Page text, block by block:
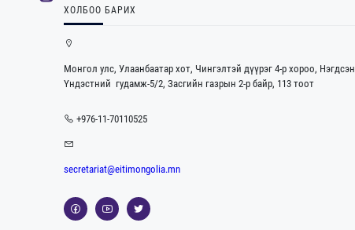
ХОЛБОО БАРИХ
Монгол улс, Улаанбаатар хот, Чингэлтэй дүүрэг 4-р хороо, Нэгдсэн
Үндэстний гудамж-5/2, Засгийн газрын 2-р байр, 113 тоот
+976-11-70110525
secretariat@eitimongolia.mn